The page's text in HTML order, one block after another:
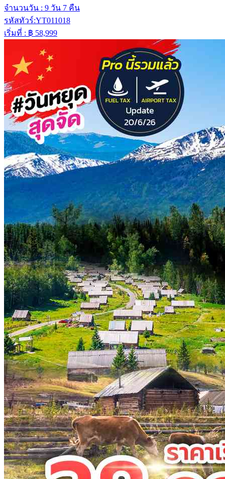
จำนวนวัน : 9 วัน 7 คืน
รหัสทัวร์:YT011018
เริ่มที่ : ฿ 58,999